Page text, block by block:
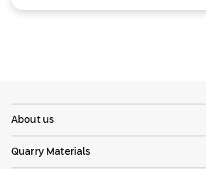
About us
Quarry Materials